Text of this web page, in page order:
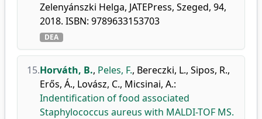
Zelenyánszki Helga, JATEPress, Szeged, 94,
2018. ISBN: 9789633153703
DEA
15.Horváth, B., Peles, F., Bereczki, L., Sipos, R.,
Erős, Á., Lovász, C., Micsinai, A.:
Indentification of food associated
Staphylococcus aureus with MALDI-TOF MS.